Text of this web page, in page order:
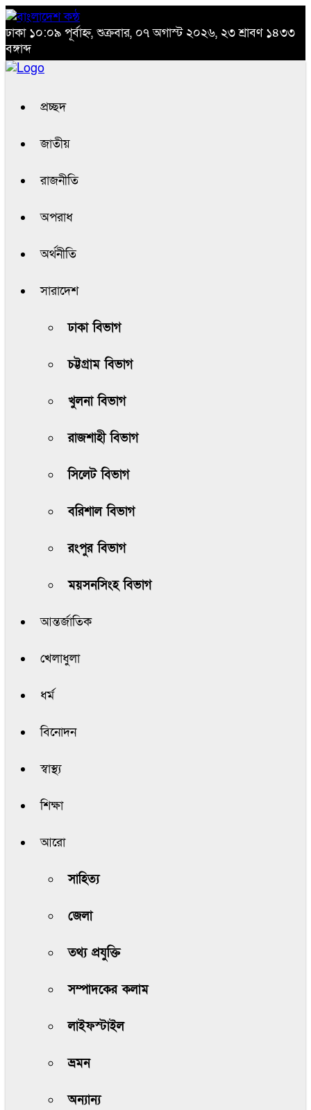
ঢাকা ১০:০৯ পূর্বাহ্ন, শুক্রবার, ০৭ অগাস্ট ২০২৬, ২৩ শ্রাবণ ১৪৩৩
বঙ্গাব্দ
প্রচ্ছদ
জাতীয়
রাজনীতি
অপরাধ
অর্থনীতি
সারাদেশ
ঢাকা বিভাগ
চট্টগ্রাম বিভাগ
খুলনা বিভাগ
রাজশাহী বিভাগ
সিলেট বিভাগ
বরিশাল বিভাগ
রংপুর বিভাগ
ময়সনসিংহ বিভাগ
আন্তর্জাতিক
খেলাধুলা
ধর্ম
বিনোদন
স্বাস্থ্য
শিক্ষা
আরো
সাহিত্য
জেলা
তথ্য প্রযুক্তি
সম্পাদকের কলাম
লাইফস্টাইল
ভ্রমন
অন্যান্য